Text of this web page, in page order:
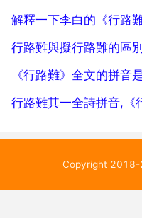
解釋一下李白的《行路
行路難與擬行路難的區
Copyright 2018-